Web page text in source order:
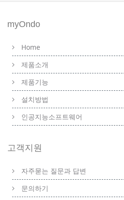
myOndo
Home
제품소개
제품기능
설치방법
인공지능소프트웨어
고객지원
자주묻는 질문과 답변
문의하기